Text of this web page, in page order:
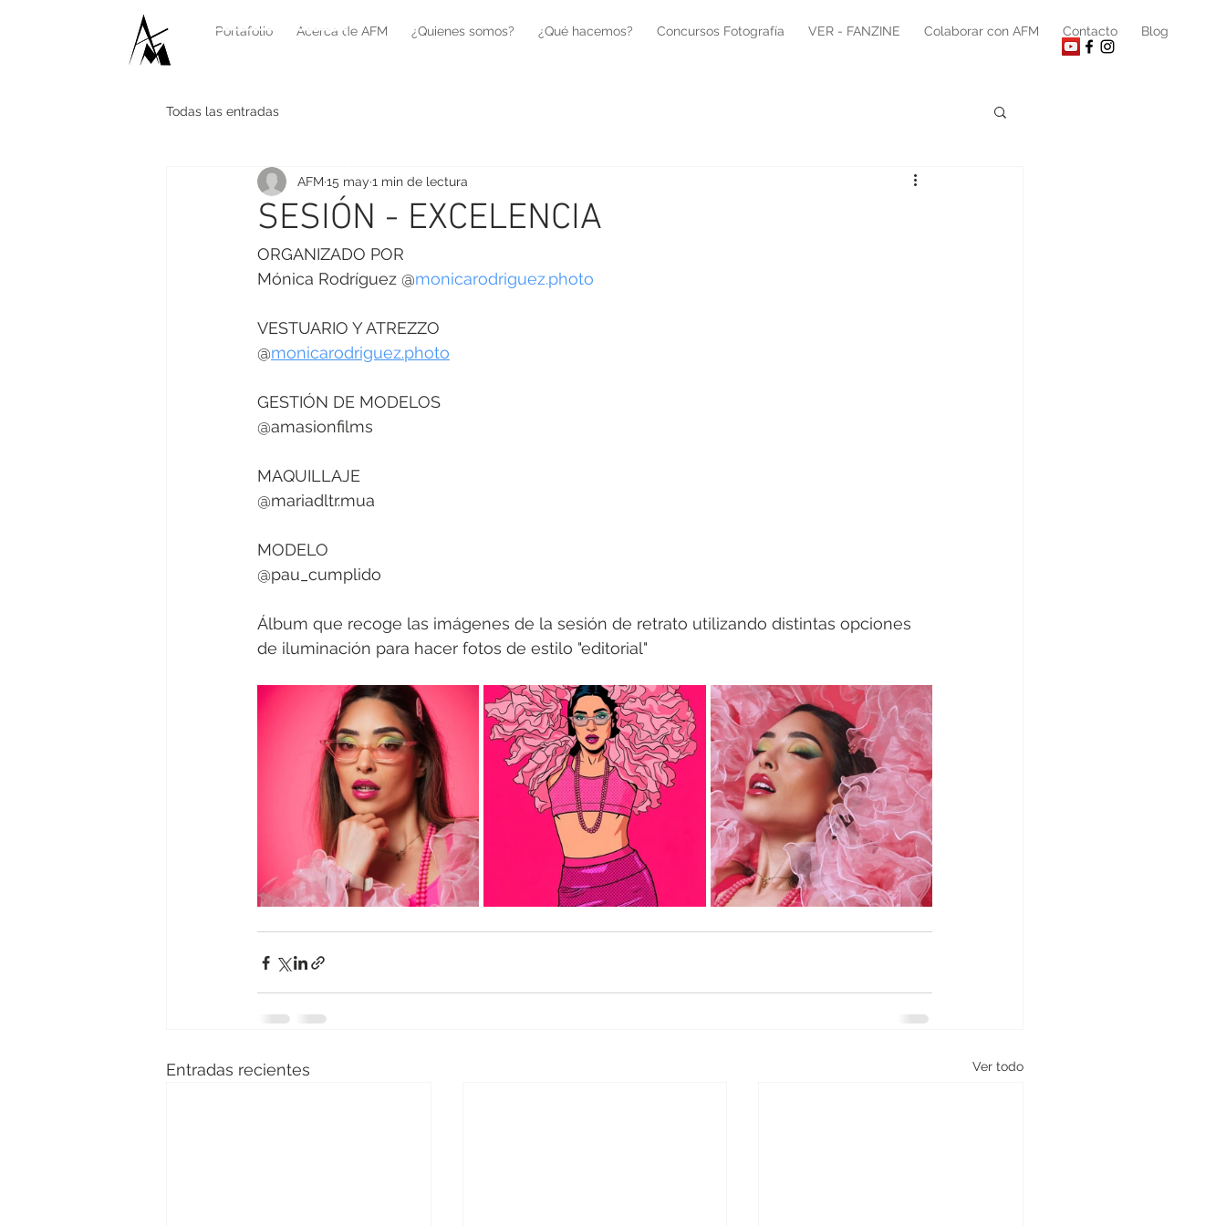
Bienvenido Portafolio Acerca de AFM ¿Quienes somos? ¿Qué hacemos? Concursos Fotografía VER - FANZINE Colaborar con AFM Contacto Blog
Todas las entradas
SESIÓN - EXCELENCIA
AFM 15 may 1 min de lectura
ORGANIZADO POR
Mónica Rodríguez @monicarodriguez.photo
VESTUARIO Y ATREZZO
@monicarodriguez.photo
GESTIÓN DE MODELOS
@amasionfilms
MAQUILLAJE
@mariadltr.mua
MODELO
@pau_cumplido
Álbum que recoge las imágenes de la sesión de retrato utilizando distintas opciones
de iluminación para hacer fotos de estilo "editorial"
Entradas recientes Ver todo